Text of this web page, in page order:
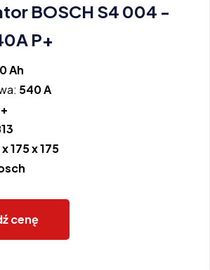
BOSCH S4 004 -
P+
Ah
540 A
175 x 175
cenę